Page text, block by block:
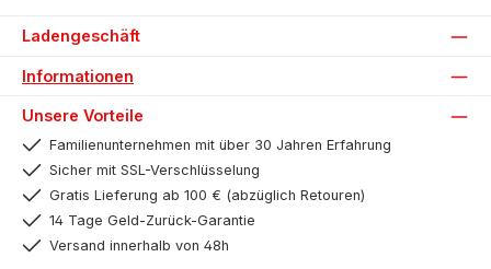
Ladengeschäft
Informationen
Unsere Vorteile
Familienunternehmen mit über 30 Jahren Erfahrung
Sicher mit SSL-Verschlüsselung
Gratis Lieferung ab 100 € (abzüglich Retouren)
14 Tage Geld-Zurück-Garantie
Versand innerhalb von 48h